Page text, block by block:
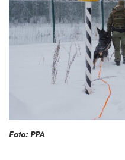
Foto: PPA